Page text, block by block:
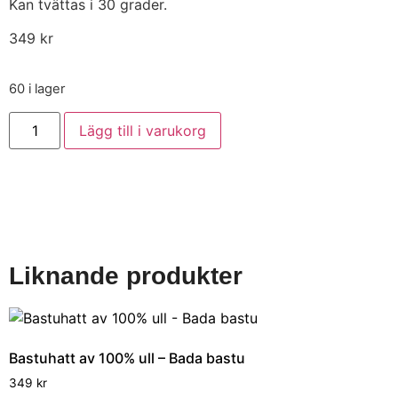
Kan tvättas i 30 grader.
349 kr
60 i lager
Lägg till i varukorg
Liknande produkter
Bastuhatt av 100% ull – Bada bastu
349 kr